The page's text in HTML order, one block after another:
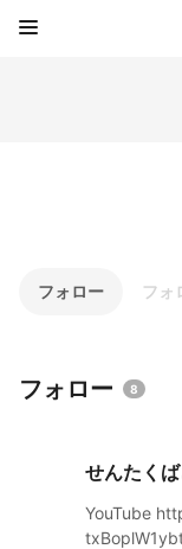
フォロー フォ
フォロー 8
せんたく
YouTube